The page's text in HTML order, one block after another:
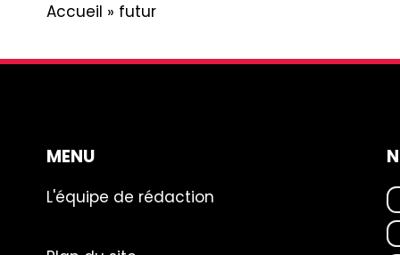
Accueil » futur
MENU
L'équipe de rédaction